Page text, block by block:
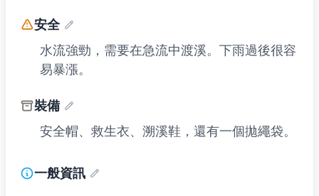
安全
水流強勁，需要在急流中渡溪。下雨過後很容
易暴漲。
裝備
安全帽、救生衣、溯溪鞋，還有一個拋繩袋。
一般資訊